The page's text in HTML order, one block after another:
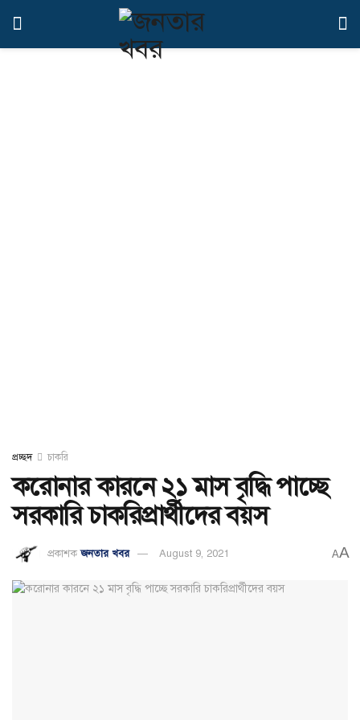
প্রচ্ছদ চাকরি
করোনার কারনে ২১ মাস বৃদ্ধি পাচ্ছে
সরকারি চাকরিপ্রার্থীদের বয়স
প্রকাশক জনতার খবর August 9, 2021 AA